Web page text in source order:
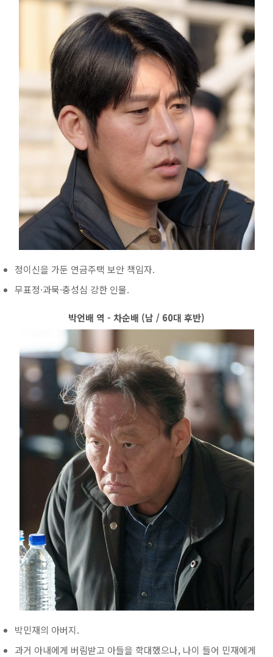
정이신을 가둔 연금주택 보안 책임자.
무표정·과묵·충성심 강한 인물.
박언배 역 - 차순배 (남 / 60대 후반)
박민재의 아버지.
과거 아내에게 버림받고 아들을 학대했으나, 나이 들어 민재에게